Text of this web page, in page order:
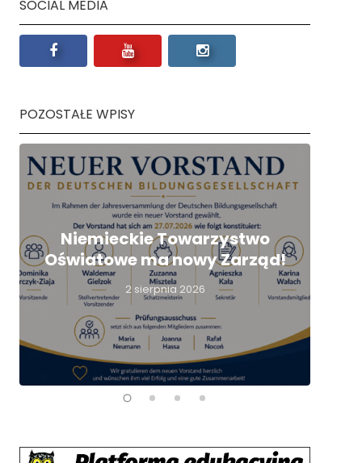
SOCIAL MEDIA
POZOSTAŁE WPISY
Niemieckie Towarzystwo
Oświatowe ma nowy Zarząd!
2 sierpnia 2026